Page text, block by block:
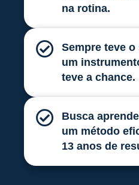
na rotina.
Sempre teve
um
teve a chance.
Busca
um método
13 anos de